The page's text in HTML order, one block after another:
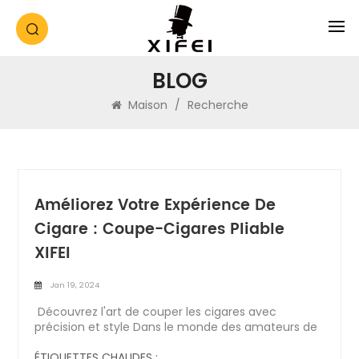
BLOG
Maison / Recherche
Améliorez Votre Expérience De
Cigare : Coupe-Cigares Pliable
XIFEI
Jan 19, 2024
Découvrez l'art de couper les cigares avec
précision et style Dans le monde des amateurs de